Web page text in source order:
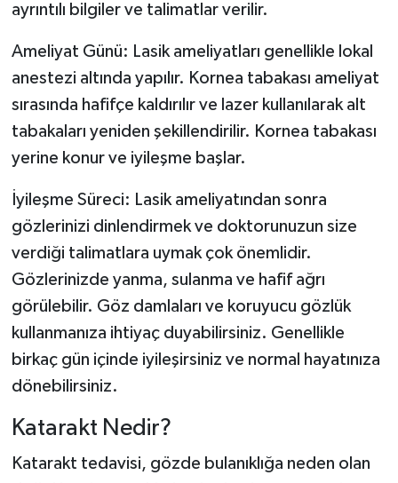
ayrıntılı bilgiler ve talimatlar verilir.
Ameliyat Günü: Lasik ameliyatları genellikle lokal
anestezi altında yapılır. Kornea tabakası ameliyat
sırasında hafifçe kaldırılır ve lazer kullanılarak alt
tabakaları yeniden şekillendirilir. Kornea tabakası
yerine konur ve iyileşme başlar.
İyileşme Süreci: Lasik ameliyatından sonra
gözlerinizi dinlendirmek ve doktorunuzun size
verdiği talimatlara uymak çok önemlidir.
Gözlerinizde yanma, sulanma ve hafif ağrı
görülebilir. Göz damlaları ve koruyucu gözlük
kullanmanıza ihtiyaç duyabilirsiniz. Genellikle
birkaç gün içinde iyileşirsiniz ve normal hayatınıza
dönebilirsiniz.
Katarakt Nedir?
Katarakt tedavisi, gözde bulanıklığa neden olan